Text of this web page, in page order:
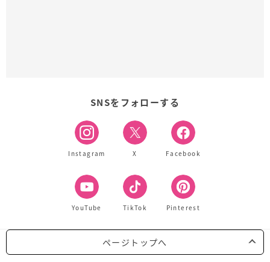
SNSをフォローする
Instagram X Facebook
YouTube TikTok Pinterest
ページトップへ